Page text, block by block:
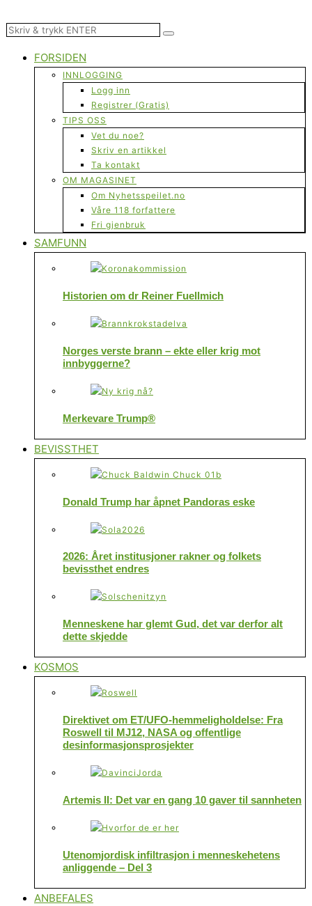
FORSIDEN
INNLOGGING
Logg inn
Registrer (Gratis)
TIPS OSS
Vet du noe?
Skriv en artikkel
Ta kontakt
OM MAGASINET
Om Nyhetsspeilet.no
Våre 118 forfattere
Fri gjenbruk
SAMFUNN
Historien om dr Reiner Fuellmich
Norges verste brann – ekte eller krig mot
innbyggerne?
Merkevare Trump®
BEVISSTHET
Donald Trump har åpnet Pandoras eske
2026: Året institusjoner rakner og folkets
bevissthet endres
Menneskene har glemt Gud, det var derfor alt
dette skjedde
KOSMOS
Direktivet om ET/UFO-hemmeligholdelse: Fra
Roswell til MJ12, NASA og offentlige
desinformasjonsprosjekter
Artemis II: Det var en gang 10 gaver til sannheten
Utenomjordisk infiltrasjon i menneskehetens
anliggende – Del 3
ANBEFALES